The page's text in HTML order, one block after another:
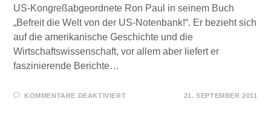
US-Kongreßabgeordnete Ron Paul in seinem Buch
„Befreit die Welt von der US-Notenbank!“. Er bezieht sich
auf die amerikanische Geschichte und die
Wirtschaftswissenschaft, vor allem aber liefert er
faszinierende Berichte…
KOMMENTARE DEAKTIVIERTFÜR
21. SEPTEMBER 2011